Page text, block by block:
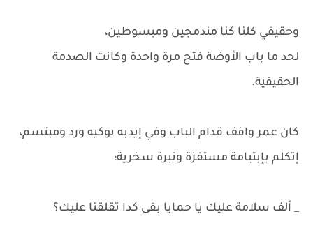
وحقيقي كلنا كنا مندمجين ومبسوطين،
لحد ما باب الأوضة فتح مرة واحدة وكانت الصدمة
الحقيقية.
كان عمر واقف قدام الباب وفي إيديه بوكيه ورد ومبتسم،
إتكلم بإبتيامة مستفزة ونبرة سخرية:
_ ألف سلامة عليك يا حمايا بقى كدا تقلقنا عليك؟